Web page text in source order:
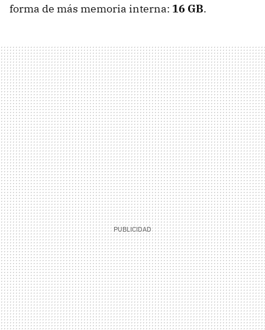
forma de más memoria interna: 16 GB.